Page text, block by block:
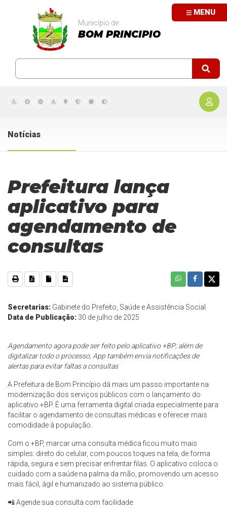
MENU
Município de
BOM PRINCIPIO
Notícias
Prefeitura lança
aplicativo para
agendamento de
consultas
Secretarias: Gabinete do Prefeito, Saúde e Assistência Social
Data de Publicação: 30 de julho de 2025
Agendamento agora pode ser feito pelo aplicativo +BP; além de
digitalizar todo o processo, App também envia notificações de
alertas para evitar faltas a consultas
A Prefeitura de Bom Princípio dá mais um passo importante na
modernização dos serviços públicos com o lançamento do
aplicativo +BP. É uma ferramenta digital criada especialmente para
facilitar o agendamento de consultas médicas e oferecer mais
comodidade à população.
Com o +BP, marcar uma consulta médica ficou muito mais
simples: direto do celular, com poucos toques na tela, de forma
rápida, segura e sem precisar enfrentar filas. O aplicativo coloca o
cuidado com a saúde na palma da mão, promovendo um acesso
mais fácil, ágil e humanizado ao sistema público.
📲 Agende sua consulta com facilidade: